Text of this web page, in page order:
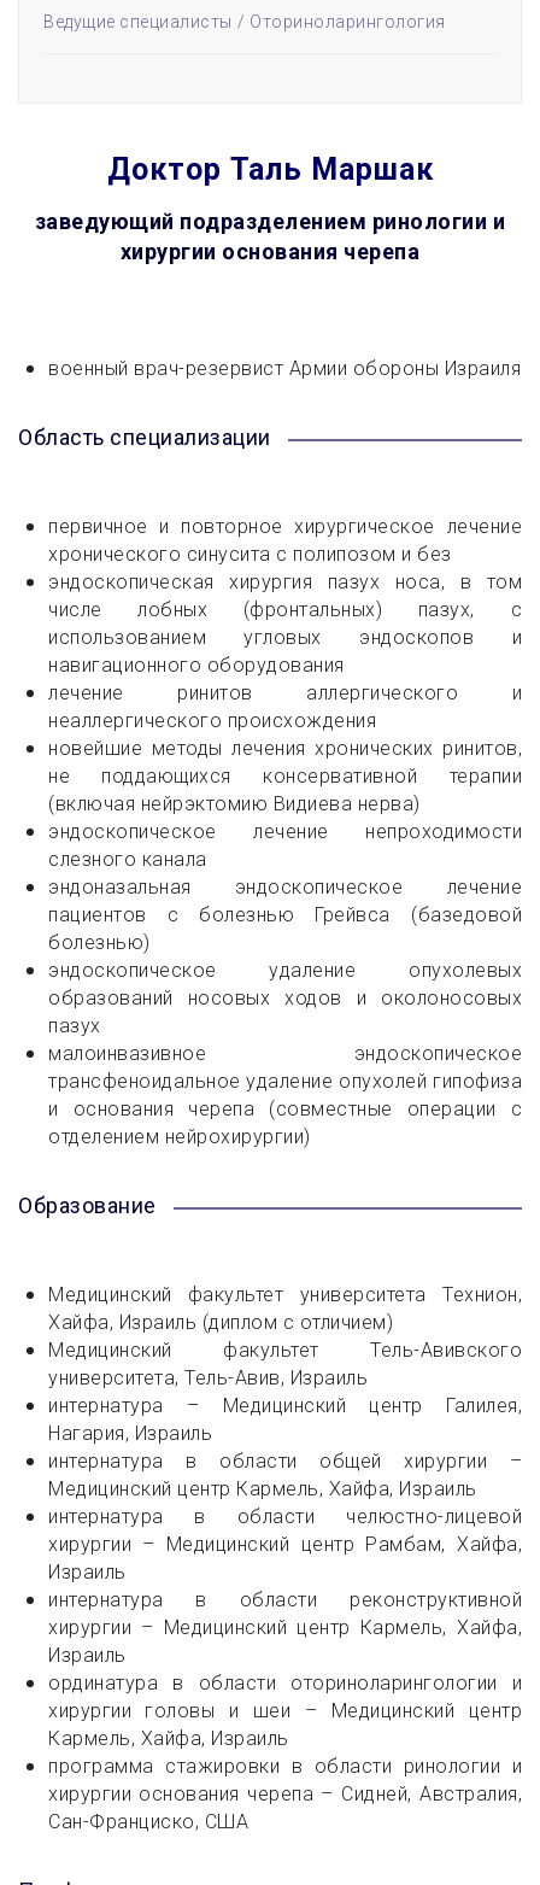
Ведущие специалисты Оториноларингология
Доктор Таль Маршак
заведующий подразделением ринологии и
хирургии основания черепа
военный врач-резервист Армии обороны Израиля
Область специализации
первичное и повторное хирургическое лечение
хронического синусита с полипозом и без
эндоскопическая хирургия пазух носа, в том
числе лобных (фронтальных) пазух, с
использованием угловых эндоскопов и
навигационного оборудования
лечение ринитов аллергического и
неаллергического происхождения
новейшие методы лечения хронических ринитов,
не поддающихся консервативной терапии
(включая нейрэктомию Видиева нерва)
эндоскопическое лечение непроходимости
слезного канала
эндоназальная эндоскопическое лечение
пациентов с болезнью Грейвса (базедовой
болезнью)
эндоскопическое удаление опухолевых
образований носовых ходов и околоносовых
пазух
малоинвазивное эндоскопическое
трансфеноидальное удаление опухолей гипофиза
и основания черепа (совместные операции с
отделением нейрохирургии)
Образование
Медицинский факультет университета Технион,
Хайфа, Израиль (диплом с отличием)
Медицинский факультет Тель-Авивского
университета, Тель-Авив, Израиль
интернатура – Медицинский центр Галилея,
Нагария, Израиль
интернатура в области общей хирургии –
Медицинский центр Кармель, Хайфа, Израиль
интернатура в области челюстно-лицевой
хирургии – Медицинский центр Рамбам, Хайфа,
Израиль
интернатура в области реконструктивной
хирургии – Медицинский центр Кармель, Хайфа,
Израиль
ординатура в области оториноларингологии и
хирургии головы и шеи – Медицинский центр
Кармель, Хайфа, Израиль
программа стажировки в области ринологии и
хирургии основания черепа – Сидней, Австралия,
Сан-Франциско, США